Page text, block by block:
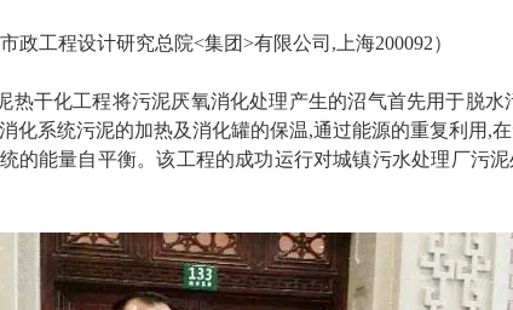
市政工程设计研究总院<集团>有限公司,上海200092）
热干化工程将污泥厌氧消化处理产生的沼气首先用于脱水
化系统污泥的加热及消化罐的保温,通过能源的重复利用,
的能量自平衡。该工程的成功运行对城镇污水处理厂污